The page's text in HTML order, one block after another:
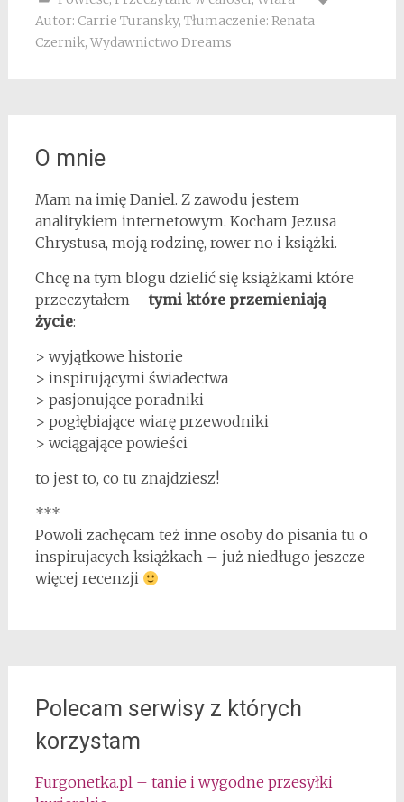
Autor: Carrie Turansky, Tłumaczenie: Renata
Czernik, Wydawnictwo Dreams
O mnie
Mam na imię Daniel. Z zawodu jestem
analitykiem internetowym. Kocham Jezusa
Chrystusa, moją rodzinę, rower no i książki.
Chcę na tym blogu dzielić się książkami które
przeczytałem –tymi które przemieniają
życie:
> wyjątkowe historie
> inspirującymi świadectwa
> pasjonujące poradniki
> pogłębiające wiarę przewodniki
> wciągające powieści
to jest to, co tu znajdziesz!
***
Powoli zachęcam też inne osoby do pisania tu o
inspirujacych książkach – już niedługo jeszcze
więcej recenzji
Polecam serwisy z których
korzystam
Furgonetka.pl – tanie i wygodne przesyłki